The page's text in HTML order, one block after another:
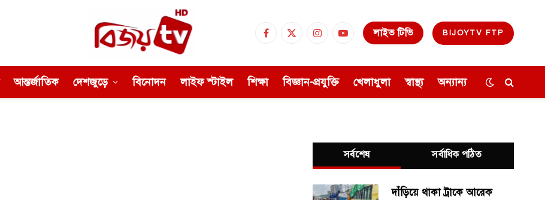
Facebook
X
InstagramYouTubeলাইভ টিভি BIJOYTV FTP
আন্তর্জাতিক দেশজুড়ে বিনোদন লাইফ স্টাইল শিক্ষা বিজ্ঞান-প্রযুক্তি খেলাধুলা স্বাস্থ্য অন্যান্য
সর্বশেষ সর্বাধিক পঠিত
দাঁড়িয়ে থাকা ট্রাকে আরেক